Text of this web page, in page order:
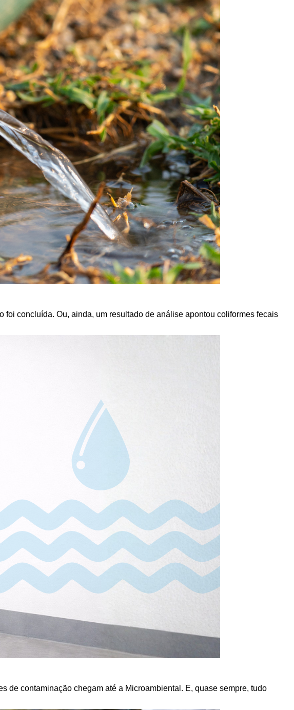
concluída. Ou, ainda, um resultado de análise apontou coliformes fecais
de contaminação chegam até a Microambiental. E, quase sempre, tudo